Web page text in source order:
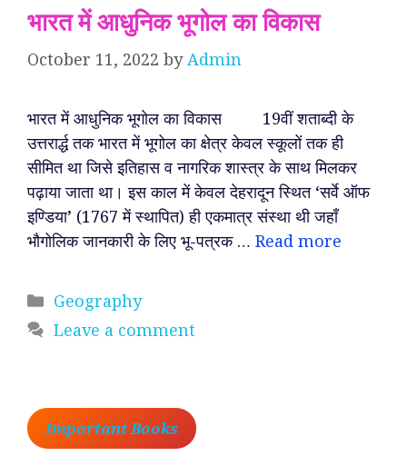
भारत में आधुनिक भूगोल का विकास
October 11, 2022 byAdmin
भारत में आधुनिक भूगोल का विकास 19वीं शताब्दी के
उत्तरार्द्ध तक भारत में भूगोल का क्षेत्र केवल स्कूलों तक ही
सीमित था जिसे इतिहास व नागरिक शास्त्र के साथ मिलकर
पढ़ाया जाता था। इस काल में केवल देहरादून स्थित ‘सर्वे ऑफ
इण्डिया’ (1767 में स्थापित) ही एकमात्र संस्था थी जहाँ
भौगोलिक जानकारी के लिए भू-पत्रक … Read more
Categories
Geography
Leave a comment
Important Books